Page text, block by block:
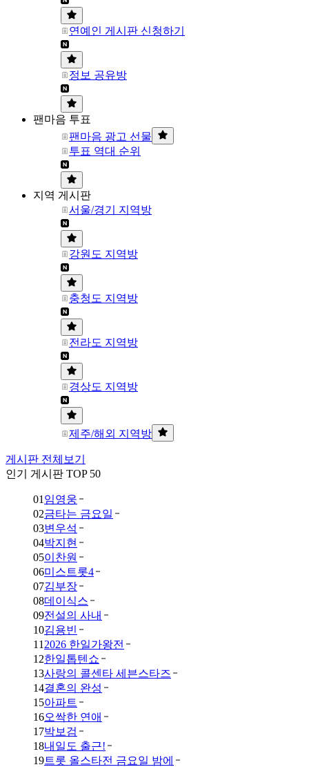
연예인 게시판 신청하기
정보 공유방
팬마음 투표
팬마음 광고 선물
투표 역대 순위
지역 게시판
서울/경기 지역방
강원도 지역방
충청도 지역방
전라도 지역방
경상도 지역방
제주/해외 지역방
게시판 전체보기
인기 게시판 TOP 50
01 임영웅
02금타는 금요일
03변우석
04박지현
05이찬원
06미스트롯4
07김부장
08데이식스
09전설의 사내
10김용빈
11 2026 한일가왕전
12한일톱텐쇼
13사랑의 콜센타 세븐스타즈
14결혼의 완성
15아파트
16오싹한 연애
17박보검
18내일도 출근!
19트롯 올스타전 금요일 밤에